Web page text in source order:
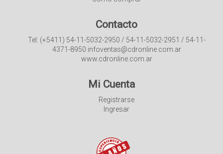
Contacto
Tel: (+5411) 54-11-5032-2950 / 54-11-5032-2951 / 54-11-
4371-8950 infoventas@cdronline.com.ar
www.cdronline.com.ar
Mi Cuenta
Registrarse
Ingresar